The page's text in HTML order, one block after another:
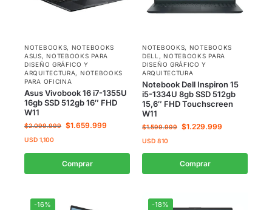
NOTEBOOKS, NOTEBOOKS
ASUS,NOTEBOOKS PARA
DISEÑO GRÁFICO Y
ARQUITECTURA, NOTEBOOKS
PARA OFICINA
Asus Vivobook 16 i7-1355U
16gb SSD 512gb 16″ FHD
W11
$2.099.999 $1.659.999
USD 1,100
Comprar
NOTEBOOKS, NOTEBOOKS
DELL ,NOTEBOOKS PARA
DISEÑO GRÁFICO Y
ARQUITECTURA
Notebook Dell Inspiron 15
i5-1334U 8gb SSD 512gb
15,6″ FHD Touchscreen
W11
$1.599.999 $1.229.999
USD 810
Comprar
-16%
-18%